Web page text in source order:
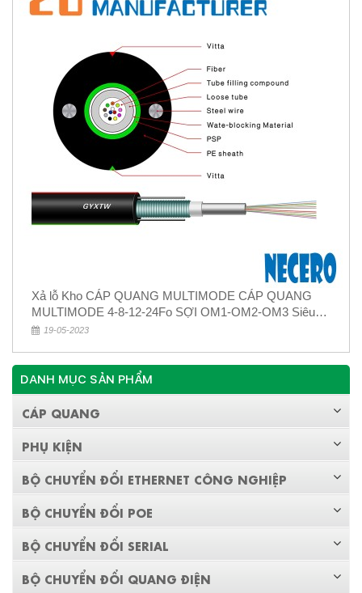
Xả lỗ Kho CÁP QUANG MULTIMODE CÁP QUANG
MULTIMODE 4-8-12-24Fo SỢI OM1-OM2-OM3 Siêu
Rẻ 5k
19-05-2023
DANH MỤC SẢN PHẨM
CÁP QUANG
PHỤ KIỆN
BỘ CHUYỂN ĐỔI ETHERNET CÔNG NGHIỆP
BỘ CHUYỂN ĐỔI POE
BỘ CHUYỂN ĐỔI SERIAL
BỘ CHUYỂN ĐỔI QUANG ĐIỆN